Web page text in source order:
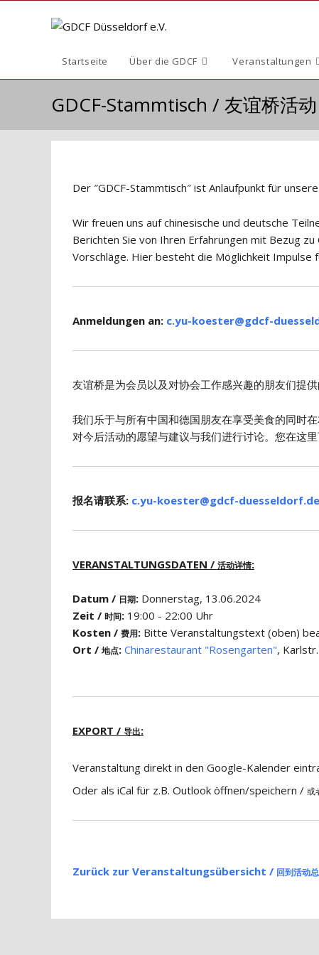
Startseite Über die GDCF Veranstaltungen
GDCF-Stammtisch / 友谊桥活动
Der ″GDCF-Stammtisch″ ist Anlaufpunkt für
Wir freuen uns auf chinesische und deutsche
Berichten Sie von Ihren Erfahrungen mit Bezug
Vorschläge. Hier besteht die Möglichkeit Impulse
Anmeldungen an: c.yu-koester@gdcf-
友谊桥是为会员以及对协会工作感兴趣的朋友们提供
我们乐于与所有中国和德国朋友在享受美食的同时
对今后活动的愿望与建议与我们进行讨论。您在这
报名请联系: c.yu-koester@gdcf-duesseldorf.de
VERANSTALTUNGSDATEN / 活动详情:
Datum / 日期: Donnerstag, 13.06.2024
Zeit / 时间: 19:00 - 22:00 Uhr
Kosten / 费用: Bitte Veranstaltungstext (oben)
Ort / 地点: Chinarestaurant "Rosengarten",
EXPORT / 导出:
Veranstaltung direkt in den Google-Kalender
Oder als iCal für z.B. Outlook öffnen/speichern / 或
Zurück zur Veranstaltungsübersicht / 回到活动